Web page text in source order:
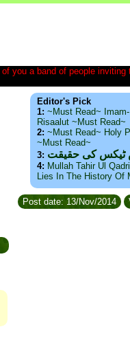
you a band of people
Editor's Pick
1: ~Must Read~
Risaalut ~Must Read~
2: ~Must Read~ Holy
~Must Read~
3: ٹیکس کی حقیقت
4: Mullah Tahir Ul
Lies In The History Of
Post date: 13/Nov/2014